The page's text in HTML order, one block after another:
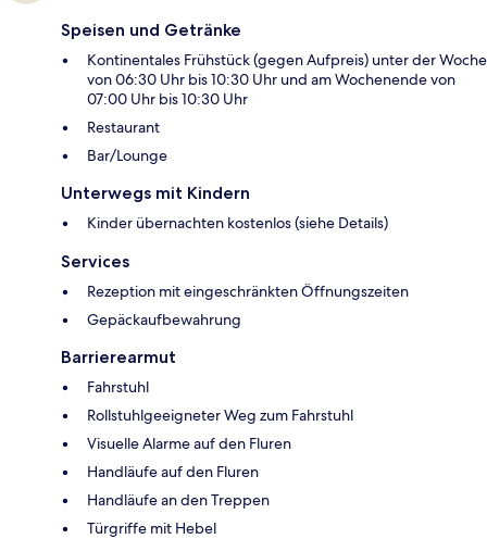
Speisen und Getränke
Kontinentales Frühstück (gegen Aufpreis) unter der Woche
von 06:30 Uhr bis 10:30 Uhr und am Wochenende von
07:00 Uhr bis 10:30 Uhr
Restaurant
Bar/Lounge
Unterwegs mit Kindern
Kinder übernachten kostenlos (siehe Details)
Services
Rezeption mit eingeschränkten Öffnungszeiten
Gepäckaufbewahrung
Barrierearmut
Fahrstuhl
Rollstuhlgeeigneter Weg zum Fahrstuhl
Visuelle Alarme auf den Fluren
Handläufe auf den Fluren
Handläufe an den Treppen
Türgriffe mit Hebel